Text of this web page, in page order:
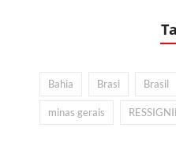
Bahia Brasi Brasil
minas gerais